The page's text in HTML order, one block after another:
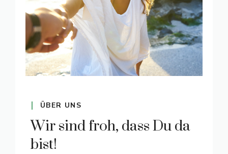
ÜBER UNS
Wir sind froh, dass Du da
bist!